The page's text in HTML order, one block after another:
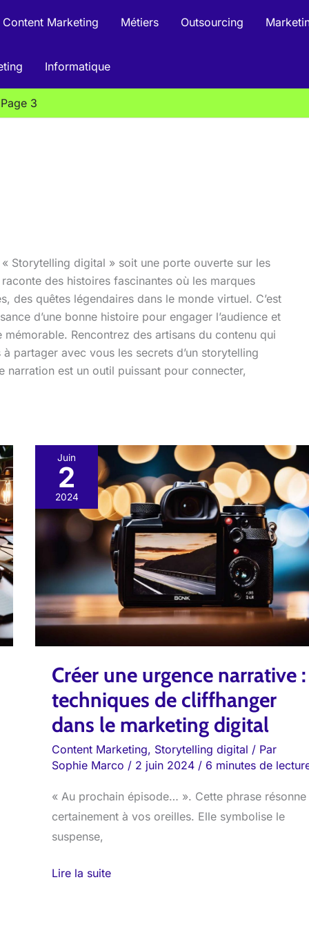
Content Marketing Métiers Outsourcing
Informatique
Page 3
Storytelling digital » soit une porte ouverte sur les
des histoires fascinantes où les marques
des quêtes légendaires dans le monde virtuel. C’est
d’une bonne histoire pour engager l’audience et
Rencontrez des artisans du contenu qui
partager avec vous les secrets d’un storytelling
est un outil puissant pour connecter,
Juin
2
2024
Créer une urgence narrative :
techniques de cliffhanger
dans le marketing digital
Content Marketing, Storytelling digital / Par
Sophie Marco / 2 juin 2024 / 6 minutes de
« Au prochain épisode… ». Cette phrase résonne
certainement à vos oreilles. Elle symbolise le
suspense,
Créer
une
urgence
narrative
techniques
de
cliffhanger
dans
marketing
digital
Lire la suite